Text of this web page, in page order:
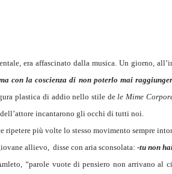
era affascinato dalla musica. Un giorno,
con la coscienza di non poterlo mai
plastica di addio nello stile dele Mime
incantarono gli occhi di tutti noi.
ripetere più volte lo stesso movimento sempre
allievo, disse con aria sconsolata: -tu non
“parole vuote di pensiero non arrivano al